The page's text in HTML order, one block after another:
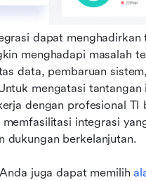
dapat menghadirkan
menghadapi masalah
data, pembaruan
mengatasi tantangan
dengan profesional TI
integrasi
dukungan berkelanjutan.
juga dapat memilih